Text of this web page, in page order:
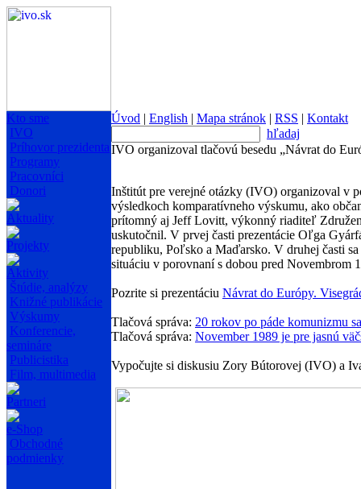
Kto sme
IVO
Príhovor prezidenta
Programy
Pracovníci
Donori
Aktuality
Projekty
Aktivity
Štúdie, analýzy
Knižné publikácie
Výskumy
Konferencie,
semináre
Publicistika
Film, multimedia
Partneri
e-Shop
Obchodné
podmienky
Úvod | English | Mapa stránok | RSS | Kontakt
hľadaj
IVO organizoval tlačovú besedu „Návrat do
Inštitút pre verejné otázky (IVO) organizoval v
výsledkoch komparatívneho výskumu, ako
prítomný aj Jeff Lovitt, výkonný riaditeľ
uskutočnil. V prvej časti prezentácie Oľga
republiku, Poľsko a Maďarsko. V druhej časti
situáciu v porovnaní s dobou pred Novembrom
Pozrite si prezentáciu Návrat do Európy.
Tlačová správa: 20 rokov po páde komunizmu
Tlačová správa: November 1989 je pre jasnú
Vypočujte si diskusiu Zory Bútorovej (IVO) a